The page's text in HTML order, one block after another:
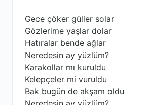
Gece çöker güller solar
Gözlerime yaşlar dolar
Hatıralar bende ağlar
Neredesin ay yüzlüm?
Karakollar mı kuruldu
Kelepçeler mi vuruldu
Bak bugün de akşam oldu